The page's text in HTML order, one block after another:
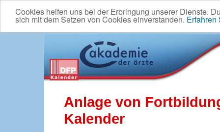
Cookies helfen uns bei der Erbringung unserer Dienste.
sich mit dem Setzen von Cookies einverstanden. Erfahren
Anlage von
Kalender